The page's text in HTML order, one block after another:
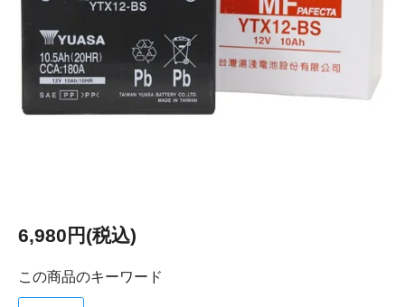
6,980円(税込)
この商品のキーワード